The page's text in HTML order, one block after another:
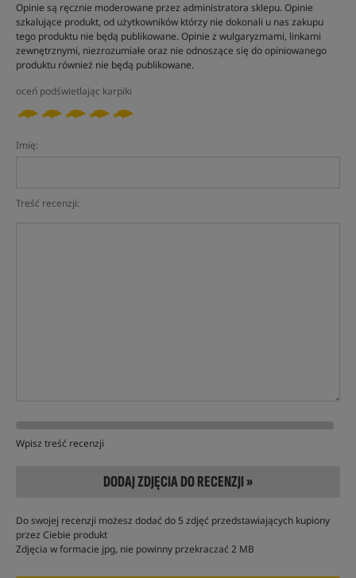
Opinie są ręcznie moderowane przez administratora sklepu. Opinie
szkalujące produkt, od użytkowników którzy nie dokonali u nas zakupu
tego produktu nie będą publikowane. Opinie z wulgaryzmami, linkami
zewnętrznymi, niezrozumiałe oraz nie odnoszące się do opiniowanego
produktu również nie będą publikowane.
oceń podświetlając karpiki
Imię:
Treść recenzji:
Wpisz treść recenzji
DODAJ ZDJĘCIA DO RECENZJI »
Do swojej recenzji możesz dodać do 5 zdjęć przedstawiających kupiony
przez Ciebie produkt
Zdjęcia w formacie jpg, nie powinny przekraczać 2 MB